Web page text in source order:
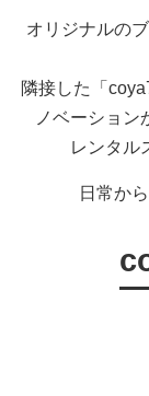
オリジナルの
隣接した「
ノベーション
レンタル
日常か